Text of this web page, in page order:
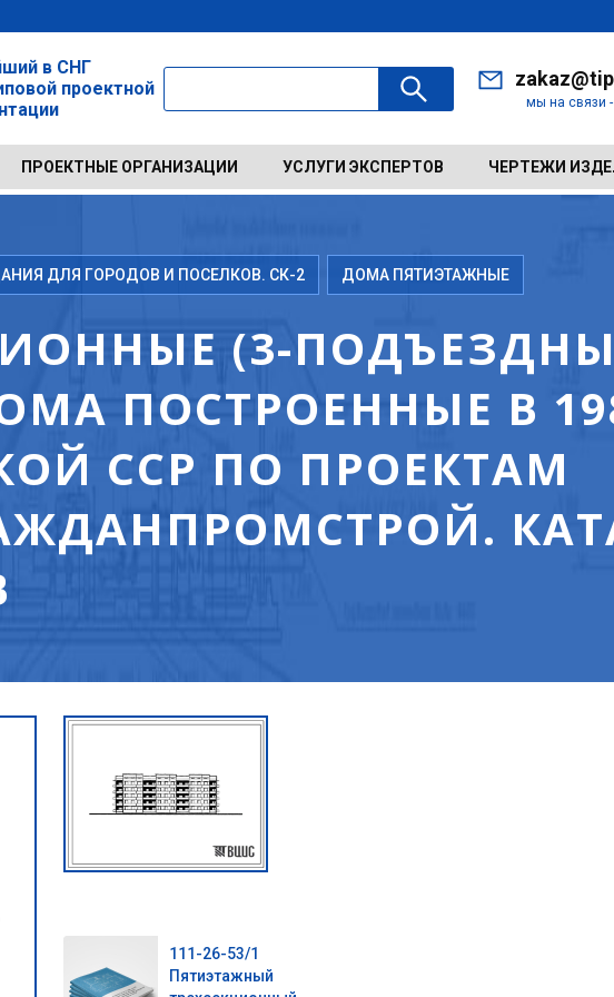
в СНГ
проектной
мы на связи
ПРОЕКТНЫЕ ОРГАНИЗАЦИИ УСЛУГИ ЭКСПЕРТОВ ЧЕРТЕЖИ
ДЛЯ ГОРОДОВ И ПОСЕЛКОВ. СК-2 ДОМА ПЯТИЭТАЖНЫЕ
(3-
ПОСТРОЕННЫЕ В
ССР ПО ПРОЕКТАМ
111-26-53/1
Пятиэтажный